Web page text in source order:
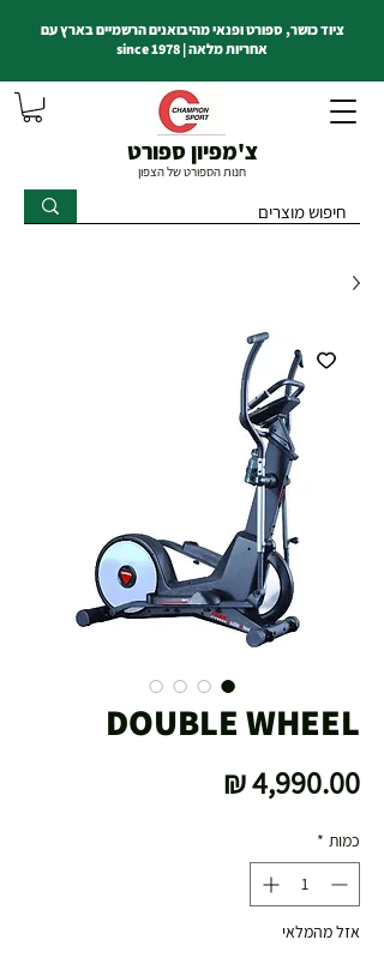
צ'מפיון ספורט
חנות הספורט של הצפון
ציוד כושר, ספורט ופנאי מהיבואנים הרשמיים בארץ עם
אחריות מלאה | since 1978
DOUBLE WHEEL
כמות *
אזל מהמלאי